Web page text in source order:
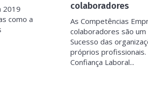
2019
como a
colaboradores
As Competências
colaboradores são
Sucesso das
próprios
Confiança Laboral...